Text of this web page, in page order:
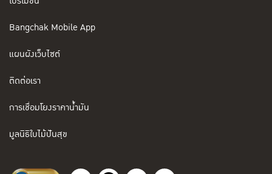
Bangchak Mobile App
แผนผังเว็บไซต์
ติดต่อเรา
การเชื่อมโยงราคาน้ำมัน
มูลนิธิใบไม้ปันสุข